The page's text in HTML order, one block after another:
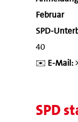
Februar
SPD-
40
✉️ E-Mail:
SPD